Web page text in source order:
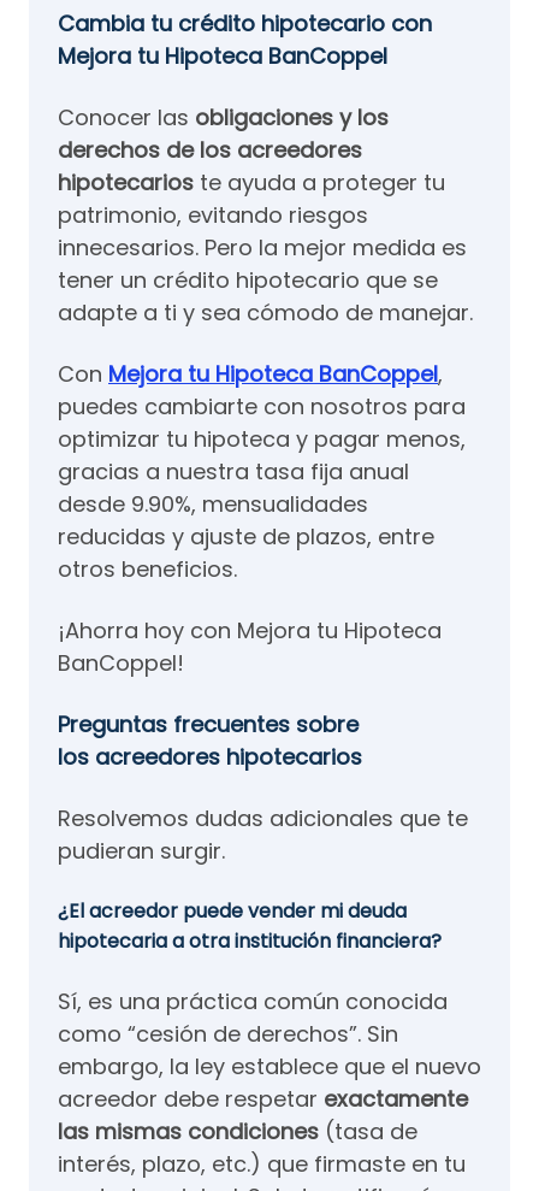
Cambia tu crédito hipotecario con
Mejora tu Hipoteca BanCoppel
Conocer las obligaciones y los
derechos de los acreedores
hipotecarios te ayuda a proteger tu
patrimonio, evitando riesgos
innecesarios. Pero la mejor medida es
tener un crédito hipotecario que se
adapte a ti y sea cómodo de manejar.
Con Mejora tu Hipoteca BanCoppel,
puedes cambiarte con nosotros para
optimizar tu hipoteca y pagar menos,
gracias a nuestra tasa fija anual
desde 9.90%, mensualidades
reducidas y ajuste de plazos, entre
otros beneficios.
¡Ahorra hoy con Mejora tu Hipoteca
BanCoppel!
Preguntas frecuentes sobre
los acreedores hipotecarios
Resolvemos dudas adicionales que te
pudieran surgir.
¿El acreedor puede vender mi deuda
hipotecaria a otra institución financiera?
Sí, es una práctica común conocida
como “cesión de derechos”. Sin
embargo, la ley establece que el nuevo
acreedor debe respetar exactamente
las mismas condiciones (tasa de
interés, plazo, etc.) que firmaste en tu